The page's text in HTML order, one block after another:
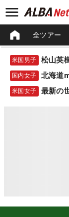
全ツアー
米国男子
国内女子 北海道
米国女子 最新の